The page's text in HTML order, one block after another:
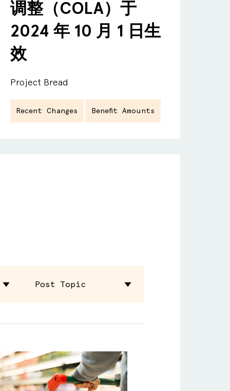
调整（COLA）于
2024 年 10 月 1 日生
效
Project Bread
Recent Changes Benefit Amounts
Post Topic
Benefits
福利金额